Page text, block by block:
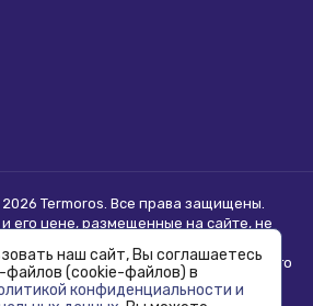
Termoros. Все права защищены.
его цене, размещенные на сайте, не
приобретения соответствующего
приобретения уточняйте в отделе
продаж.
наш сайт, Вы соглашаетесь
файлов (cookie-файлов) в
конфиденциальности и